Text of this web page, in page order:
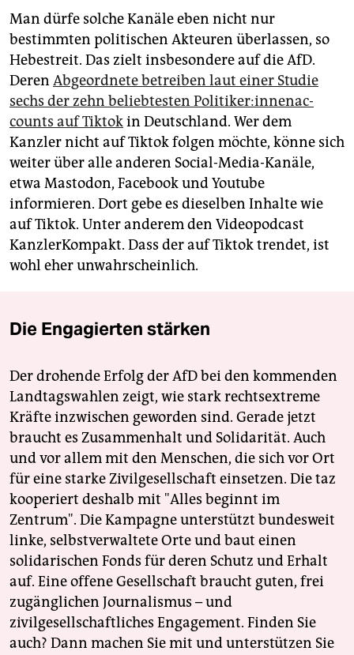
Man dürfe solche Kanäle eben nicht nur
bestimmten politischen Akteuren überlassen, so
Hebestreit. Das zielt insbesondere auf die AfD.
Deren Abgeordnete betreiben laut einer Studie
sechs der zehn beliebtesten Po­li­ti­ke­r:in­ne­n­ac­
counts auf Tiktokin Deutschland. Wer dem
Kanzler nicht auf Tiktok folgen möchte, könne sich
weiter über alle anderen Social-Media-Kanäle,
etwa Mastodon, Facebook und Youtube
informieren. Dort gebe es dieselben Inhalte wie
auf Tiktok. Unter anderem den Videopodcast
KanzlerKompakt. Dass der auf Tiktok trendet, ist
wohl eher unwahrscheinlich.
Die Engagierten stärken
Der drohende Erfolg der AfD bei den kommenden
Landtagswahlen zeigt, wie stark rechtsextreme
Kräfte inzwischen geworden sind. Gerade jetzt
braucht es Zusammenhalt und Solidarität. Auch
und vor allem mit den Menschen, die sich vor Ort
für eine starke Zivilgesellschaft einsetzen. Die taz
kooperiert deshalb mit "Alles beginnt im
Zentrum". Die Kampagne unterstützt bundesweit
linke, selbstverwaltete Orte und baut einen
solidarischen Fonds für deren Schutz und Erhalt
auf. Eine offene Gesellschaft braucht guten, frei
zugänglichen Journalismus – und
zivilgesellschaftliches Engagement. Finden Sie
auch? Dann machen Sie mit und unterstützen Sie